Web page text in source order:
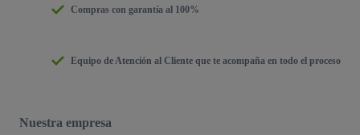
Compras con garantía al 100%
Equipo de Atención al Cliente que te acompaña en todo el proceso
Nuestra empresa